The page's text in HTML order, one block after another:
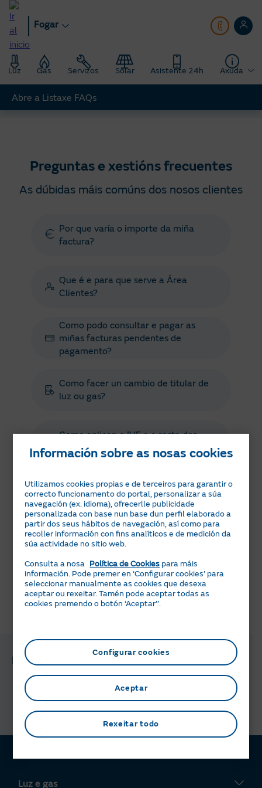
ao
contido
principal
Fogar
Luz Gas Servizos Solar Asistente 24h Axuda
Fogar Axuda Preguntas e xestións frecuentes
Preguntas e xestións frecuentes
As dúbidas máis comúns dos nosos clientes
Por que varía o importe da miña
factura?
Que é e para que serve a Área
Clientes?
Como podo consultar e pagar as
miñas facturas pendentes de
pagamento?
Como facer un cambio de titular de
luz ou gas?
Como aplican o IVE e o resto dos
impostos?
Abre a Listaxe FAQs
Como funciona o Seguro de
Protección de Facturas?
Poñémoscho doado! Se tes contratado o Seguro de
Protección de Facturas para cubrir os teus pagamentos
en caso de imprevistos, repasa dende aquí as súas
características e coberturas.
Preguntas e xestións relacionadas
Como sei o que teño contratado?
Luz e gas
Información sobre as nosas cookies
Utilizamos cookies propias e de terceiros para garantir o
correcto funcionamento do portal, personalizar a súa
navegación (ex. idioma), ofrecerlle publicidade
personalizada con base nun base dun perfil elaborado a
partir dos seus hábitos de navegación, así como para
recoller información con fins analíticos e de medición da
súa actividade no sitio web.
Consulta a nosa Política de Cookies para máis
información. Pode premer en ‘Configurar cookies’ para
seleccionar manualmente as cookies que desexa
aceptar ou rexeitar. Tamén pode aceptar todas as
cookies premendo o botón ‘Aceptar’’.
Configurar cookies
Rexeitar todo
Aceptar